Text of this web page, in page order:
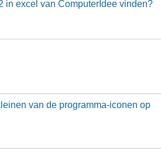
in excel van ComputerIdee vinden?
van de programma-iconen op